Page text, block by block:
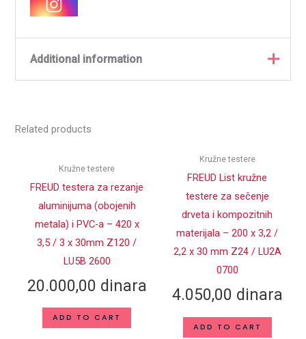
Additional information
SPOLJNI
DUBINA
SEČENJA (mm)
DEBLJINA TELA
TESTERE (mm)
CENTRALNI
MATERIJAL
TiCo – Titanijum Kobalt
Related products
Kružne testere
FREUD testera za rezanje
aluminijuma (obojenih
metala) i PVC-a – 420 x
3,5 / 3 x 30mm Z120 /
LU5B 2600
20.000,00 dinara
ADD TO CART
Kružne testere
FREUD List kružne
testere za sečenje
drveta i kompozitnih
materijala – 200 x 3,2 /
2,2 x 30 mm Z24 / LU2A
0700
4.050,00 dinara
ADD TO CART